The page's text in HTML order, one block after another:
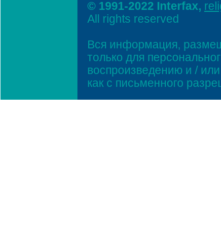
© 1991-2022 Interfax,
All rights reserved
Вся информация,
только для
воспроизведению и /
как с письменного